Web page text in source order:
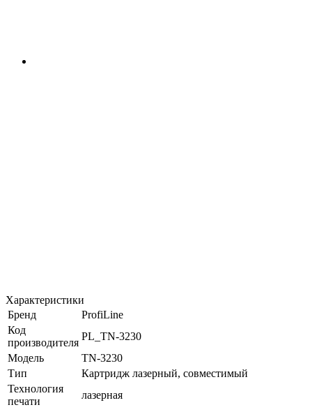
Характеристики
Бренд
ProfiLine
Код
производителя
PL_TN-3230
Модель
TN-3230
Тип
Картридж лазерный, совместимый
Технология
печати
лазерная